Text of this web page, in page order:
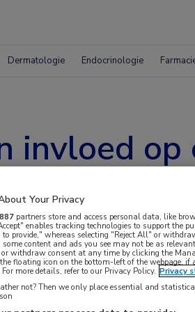
Dermatologie Endocrinologie
invloed
ziekenhuizen blijkt
Your Privacy
887 partners store and access personal data, like
enables tracking technologies to support the
to provide," whereas selecting "Reject All" or
some content and ads you see may not be as
or withdraw consent at any time by clicking the
floating icon on the bottom-left of the webpage,
more details, refer to our Privacy Policy. Privacy
not? Then we only place essential and